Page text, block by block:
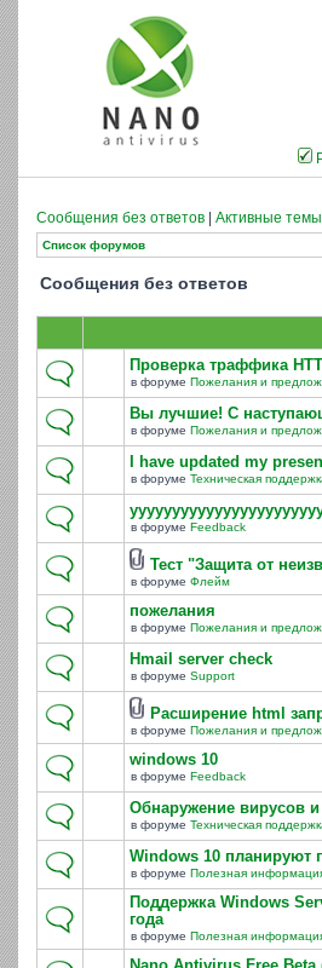
Сообщения без ответов Активные темы
Список форумов
Сообщения без ответов
Проверка траффика
в форуме Пожелания и
Вы лучшие! С
в форуме Пожелания и
I have updated my
в форуме Техническая
в форуме Feedback
Тест "Защита от
в форуме Флейм
пожелания
в форуме Пожелания и
Hmail server check
в форуме Support
Расширение html
в форуме Пожелания и
windows 10
в форуме Feedback
Обнаружение вирусов
в форуме Техническая
Windows 10 планируют
в форуме Полезная
Поддержка Windows
года
в форуме Полезная